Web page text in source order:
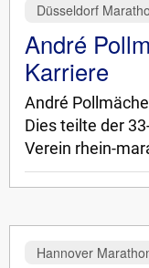
Düsseldorf
André
Karriere
André
Dies teilte der
Verein rhein-
Hannover